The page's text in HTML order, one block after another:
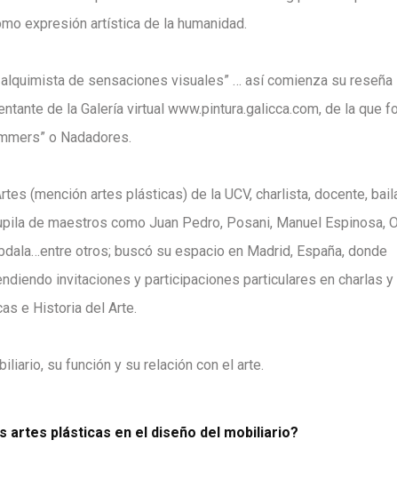
expresión artística de la humanidad.
de sensaciones visuales” … así comienza su reseña
de la Galería virtual www.pintura.galicca.com, de la que
o Nadadores.
(mención artes plásticas) de la UCV, charlista, docente,
de maestros como Juan Pedro, Posani, Manuel Espinosa,
otros; buscó su espacio en Madrid, España, donde
invitaciones y participaciones particulares en charlas y
e Historia del Arte.
su función y su relación con el arte.
artes plásticas en el diseño del mobiliario?